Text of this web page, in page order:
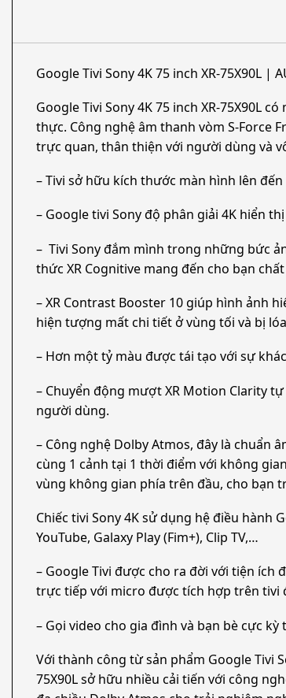
Google Tivi Sony 4K 75 inch XR-75X90L |
Google Tivi Sony 4K 75 inch XR-75X90L
thực. Công nghệ âm thanh vòm S-Force
trực quan, thân thiện với người dùng và
– Tivi sở hữu kích thước màn hình lên
– Google tivi Sony độ phân giải 4K hiển
– Tivi Sony đắm mình trong những bức
thức XR Cognitive mang đến cho bạn
– XR Contrast Booster 10 giúp hình ảnh
hiện tượng mất chi tiết ở vùng tối và bị
– Hơn một tỷ màu được tái tạo với sự
– Chuyển động mượt XR Motion Clarity
người dùng.
– Công nghệ Dolby Atmos, đây là chuẩn
cùng 1 cảnh tại 1 thời điểm với không
vùng không gian phía trên đầu, cho bạn
Chiếc tivi Sony 4K sử dụng hệ điều hành
YouTube, Galaxy Play (Fim+), Clip TV,…
– Google Tivi được cho ra đời với tiện
trực tiếp với micro được tích hợp trên tivi
– Gọi video cho gia đình và bạn bè cực
Với thành công từ sản phẩm Google Tivi
75X90L sở hữu nhiều cải tiến với công